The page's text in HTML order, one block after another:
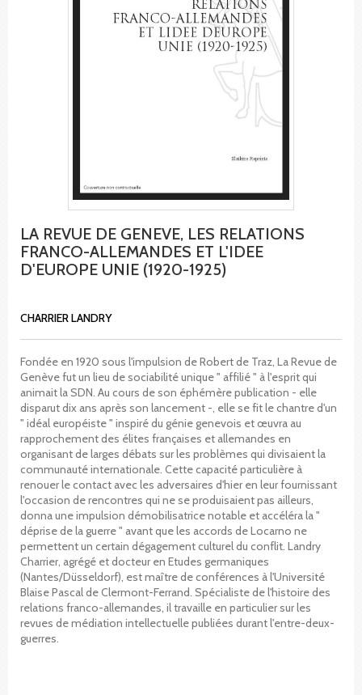
LA REVUE DE GENEVE, LES RELATIONS
FRANCO-ALLEMANDES ET L'IDEE
D'EUROPE UNIE (1920-1925)
CHARRIER LANDRY
Fondée en 1920 sous l'impulsion de Robert de Traz, La Revue de
Genève fut un lieu de sociabilité unique " affilié " à l'esprit qui
animait la SDN. Au cours de son éphémère publication - elle
disparut dix ans après son lancement -, elle se fit le chantre d'un
" idéal européiste " inspiré du génie genevois et œuvra au
rapprochement des élites françaises et allemandes en
organisant de larges débats sur les problèmes qui divisaient la
communauté internationale. Cette capacité particulière à
renouer le contact avec les adversaires d'hier en leur fournissant
l'occasion de rencontres qui ne se produisaient pas ailleurs,
donna une impulsion démobilisatrice notable et accéléra la "
déprise de la guerre " avant que les accords de Locarno ne
permettent un certain dégagement culturel du conflit. Landry
Charrier, agrégé et docteur en Etudes germaniques
(Nantes/Düsseldorf), est maître de conférences à l'Université
Blaise Pascal de Clermont-Ferrand. Spécialiste de l'histoire des
relations franco-allemandes, il travaille en particulier sur les
revues de médiation intellectuelle publiées durant l'entre-deux-
guerres.